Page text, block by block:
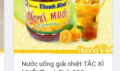
Nước uống giải nhiệt TẮC XÍ